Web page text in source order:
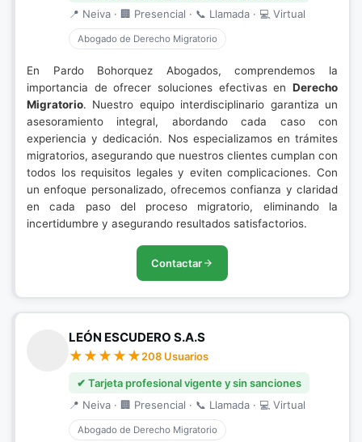
📍 Neiva · 🏢 Presencial · 📞 Llamada · 💻 Virtual
Abogado de Derecho Migratorio
En Pardo Bohorquez Abogados, comprendemos la
importancia de ofrecer soluciones efectivas en Derecho
Migratorio. Nuestro equipo interdisciplinario garantiza un
asesoramiento integral, abordando cada caso con
experiencia y dedicación. Nos especializamos en trámites
migratorios, asegurando que nuestros clientes cumplan con
todos los requisitos legales y eviten complicaciones. Con
un enfoque personalizado, ofrecemos confianza y claridad
en cada paso del proceso migratorio, eliminando la
incertidumbre y asegurando resultados satisfactorios.
Contactar
LEÓN ESCUDERO S.A.S
208 Usuarios
✔ Tarjeta profesional vigente y sin sanciones
📍 Neiva · 🏢 Presencial · 📞 Llamada · 💻 Virtual
Abogado de Derecho Migratorio